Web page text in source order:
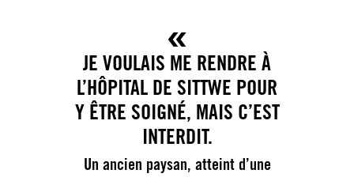
JE VOULAIS ME RENDRE À
L’HÔPITAL DE SITTWE POUR
Y ÊTRE SOIGNÉ, MAIS C’EST
INTERDIT.
Un ancien paysan, atteint d’une